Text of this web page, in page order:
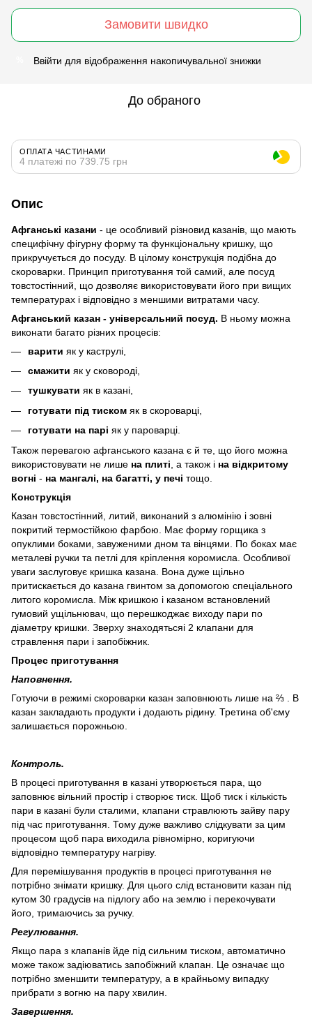
Замовити швидко
Ввійти для відображення накопичувальної знижки
До обраного
ОПЛАТА ЧАСТИНАМИ
4 платежі по 739.75 грн
Опис
Афганські казани - це особливий різновид казанів, що мають
специфічну фігурну форму та функціональну кришку, що
прикручується до посуду. В цілому конструкція подібна до
скороварки. Принцип приготування той самий, але посуд
товстостінний, що дозволяє використовувати його при вищих
температурах і відповідно з меншими витратами часу.
Афганський казан - універсальний посуд. В ньому можна
виконати багато різних процесів:
варити як у каструлі,
смажити як у сковороді,
тушкувати як в казані,
готувати під тиском як в скороварці,
готувати на парі як у пароварці.
Також перевагою афганського казана є й те, що його можна
використовувати не лише на плиті , а також і на відкритому
вогні - на мангалі, на багатті, у печі тощо.
Конструкція
Казан товстостінний, литий, виконаний з алюмінію і зовні
покритий термостійкою фарбою. Має форму горщика з
опуклими боками, завуженими дном та вінцями. По боках має
металеві ручки та петлі для кріплення коромисла. Особливої
уваги заслуговує кришка казана. Вона дуже щільно
притискається до казана гвинтом за допомогою спеціального
литого коромисла. Між кришкою і казаном встановлений
гумовий ущільнювач, що перешкоджає виходу пари по
діаметру кришки. Зверху знаходятьсяі 2 клапани для
стравлення пари і запобіжник.
Процес приготування
Наповнення.
Готуючи в режимі скороварки казан заповнюють лише на ⅔ . В
казан закладають продукти і додають рідину. Третина об'єму
залишається порожньою.
Контроль.
В процесі приготування в казані утворюється пара, що
заповнює вільний простір і створює тиск. Щоб тиск і кількість
пари в казані були сталими, клапани стравлюють зайву пару
під час приготування. Тому дуже важливо слідкувати за цим
процесом щоб пара виходила рівномірно, коригуючи
відповідно температуру нагріву.
Для перемішування продуктів в процесі приготування не
потрібно знімати кришку. Для цього слід встановити казан під
кутом 30 градусів на підлогу або на землю і перекочувати
його, тримаючись за ручку.
Регулювання.
Якщо пара з клапанів йде під сильним тиском, автоматично
може також задіюватись запобіжний клапан. Це означає що
потрібно зменшити температуру, а в крайньому випадку
прибрати з вогню на пару хвилин.
Завершення.